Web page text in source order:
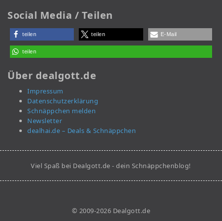
Social Media / Teilen
teilen teilen E-Mail
teilen
Über dealgott.de
Impressum
Datenschutzerklärung
Schnäppchen melden
Newsletter
dealhai.de – Deals & Schnäppchen
Viel Spaß bei Dealgott.de - dein Schnäppchenblog!
© 2009-2026 Dealgott.de